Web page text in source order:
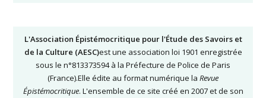
L'Association Épistémocritique pour l'Étude des Savoirs et
de la Culture (AESC)est une association loi 1901 enregistrée
sous le n°813373594 à la Préfecture de Police de Paris
(France).Elle édite au format numérique la Revue
Épistémocritique. L'ensemble de ce site créé en 2007 et de son